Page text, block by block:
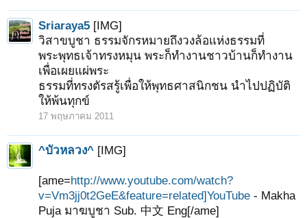
Sriaraya5 [IMG]
วิสาขบูชา ธรรมจักรหมายถึงวงล้อแห่งธรรมที่
พระพุทธเจ้าทรงหมุน พระก็ทำงานชาวบ้านก็ทำงาน
เพื่อเผยแผ่พระ
ธรรมที่ทรงตัรสรู้เพื่อให้พุทธศาสนิกชน นำไปปฏิบัติ
ให้พ้นทุกข์
17 พฤษภาคม 2011
^บัวหลวง^ [IMG]
[ame=http://www.youtube.com/watch?
v=Vm3jj0t2GeE&feature=related]YouTube - Makha
Puja มาฆบูชา Sub. 中文 Eng[/ame]